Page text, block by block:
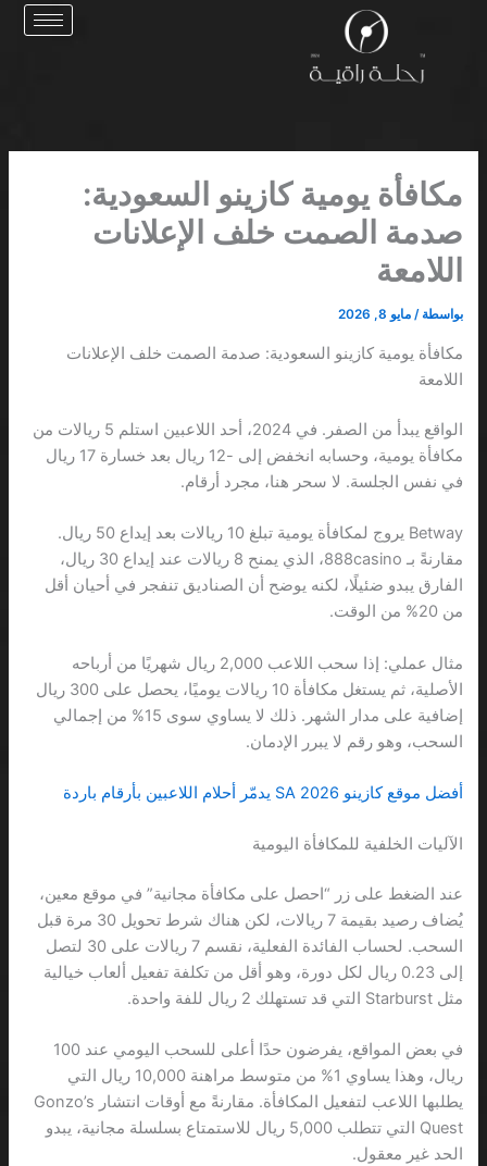
مكافأة يومية كازينو السعودية:
صدمة الصمت خلف الإعلانات
اللامعة
بواسطة /مايو 8, 2026
مكافأة يومية كازينو السعودية: صدمة الصمت خلف الإعلانات
اللامعة
الواقع يبدأ من الصفر. في 2024، أحد اللاعبين استلم 5 ريالات من
مكافأة يومية، وحسابه انخفض إلى -12 ريال بعد خسارة 17 ريال
في نفس الجلسة. لا سحر هنا، مجرد أرقام.
Betway يروج لمكافأة يومية تبلغ 10 ريالات بعد إيداع 50 ريال.
مقارنةً بـ 888casino، الذي يمنح 8 ريالات عند إيداع 30 ريال،
الفارق يبدو ضئيلًا، لكنه يوضح أن الصناديق تنفجر في أحيان أقل
من 20% من الوقت.
مثال عملي: إذا سحب اللاعب 2,000 ريال شهريًا من أرباحه
الأصلية، ثم يستغل مكافأة 10 ريالات يوميًا، يحصل على 300 ريال
إضافية على مدار الشهر. ذلك لا يساوي سوى 15% من إجمالي
السحب، وهو رقم لا يبرر الإدمان.
أفضل موقع كازينو 2026 SA يدمّر أحلام اللاعبين بأرقام باردة
الآليات الخلفية للمكافأة اليومية
عند الضغط على زر “احصل على مكافأة مجانية” في موقع معين،
يُضاف رصيد بقيمة 7 ريالات، لكن هناك شرط تحويل 30 مرة قبل
السحب. لحساب الفائدة الفعلية، نقسم 7 ريالات على 30 لتصل
إلى 0.23 ريال لكل دورة، وهو أقل من تكلفة تفعيل ألعاب خيالية
مثل Starburst التي قد تستهلك 2 ريال للفة واحدة.
في بعض المواقع، يفرضون حدًا أعلى للسحب اليومي عند 100
ريال، وهذا يساوي 1% من متوسط مراهنة 10,000 ريال التي
يطلبها اللاعب لتفعيل المكافأة. مقارنةً مع أوقات انتشار Gonzo’s
Quest التي تتطلب 5,000 ريال للاستمتاع بسلسلة مجانية، يبدو
الحد غير معقول.